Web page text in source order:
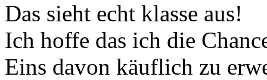
Das sieht echt klasse aus!
Ich hoffe das ich die
Eins davon käuflich zu